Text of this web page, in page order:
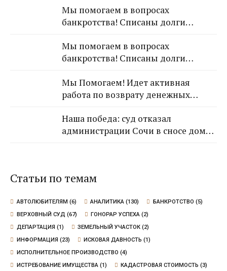
взыскании с арендодателя 650 000
рублей!
Мы помогаем в вопросах
банкротства! Списаны долги
Мы помогаем в вопросах
банкротства! Списаны долги
Мы Помогаем! Идет активная
работа по возврату денежных
Самвела Смпатовича 17.07.1983 г.р.
Наша победа: суд отказал
администрации Сочи в сносе дома,
Статьи по темам
АВТОЛЮБИТЕЛЯМ (6) АНАЛИТИКА (130) БАНКРОТСТВО (5)
ВЕРХОВНЫЙ СУД (67) ГОНОРАР УСПЕХА (2)
ДЕПАРТАЦИЯ (1) ЗЕМЕЛЬНЫЙ УЧАСТОК (2)
ИНФОРМАЦИЯ (23) ИСКОВАЯ ДАВНОСТЬ (1)
ИСПОЛНИТЕЛЬНОЕ ПРОИЗВОДСТВО (4)
ИСТРЕБОВАНИЕ ИМУЩЕСТВА(1) КАДАСТРОВАЯ СТОИМОСТЬ (3)